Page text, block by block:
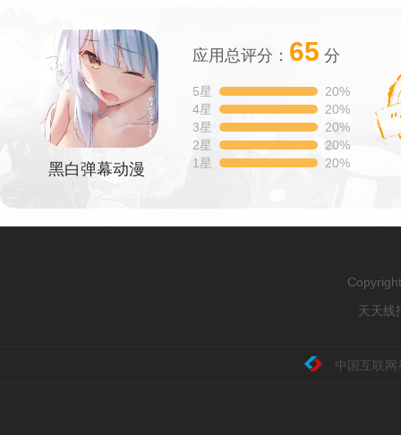
黑白弹幕动漫
应用总评分： 65 分
5星
20%
4星
20%
3星
20%
2星
20%
1星
20%
天天线
中国互联